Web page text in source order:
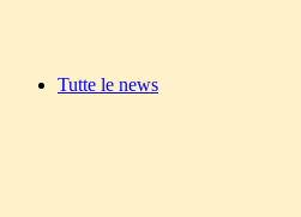
Tutte le news